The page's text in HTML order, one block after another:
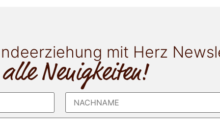
mit Herz
Neuigkeiten!